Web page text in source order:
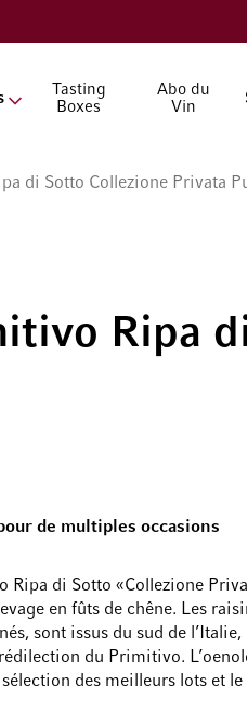
Tasting
Boxes
Abo du
Vin
di Sotto Collezione Privata
Ripa
de multiples occasions
Ripa di Sotto «Collezione
en fûts de chêne. Les
sont issus du sud de
du Primitivo.
des meilleurs lots et le